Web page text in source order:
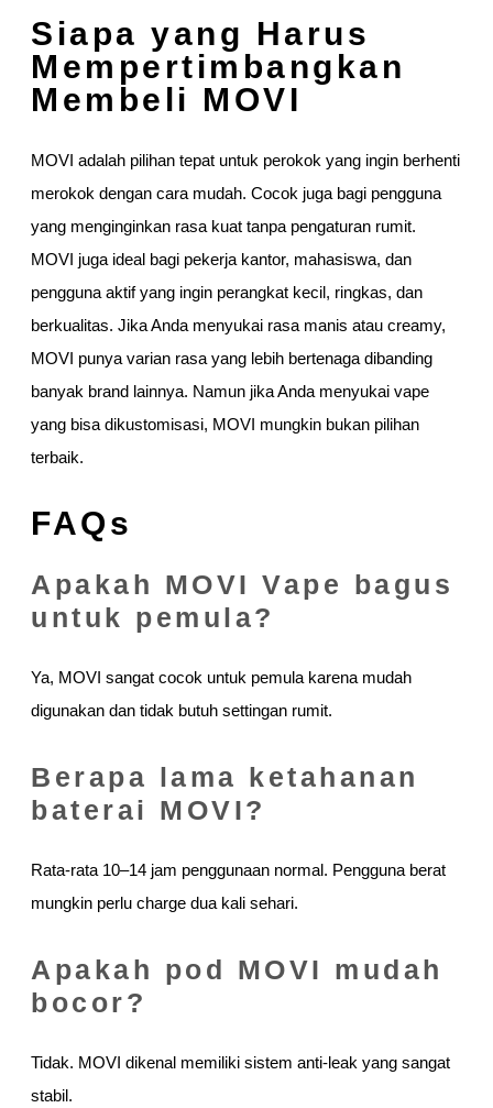
Siapa yang Harus
Mempertimbangkan
Membeli MOVI
MOVI adalah pilihan tepat untuk perokok yang ingin berhenti
merokok dengan cara mudah. Cocok juga bagi pengguna
yang menginginkan rasa kuat tanpa pengaturan rumit.
MOVI juga ideal bagi pekerja kantor, mahasiswa, dan
pengguna aktif yang ingin perangkat kecil, ringkas, dan
berkualitas. Jika Anda menyukai rasa manis atau creamy,
MOVI punya varian rasa yang lebih bertenaga dibanding
banyak brand lainnya. Namun jika Anda menyukai vape
yang bisa dikustomisasi, MOVI mungkin bukan pilihan
terbaik.
FAQs
Apakah MOVI Vape bagus
untuk pemula?
Ya, MOVI sangat cocok untuk pemula karena mudah
digunakan dan tidak butuh settingan rumit.
Berapa lama ketahanan
baterai MOVI?
Rata-rata 10–14 jam penggunaan normal. Pengguna berat
mungkin perlu charge dua kali sehari.
Apakah pod MOVI mudah
bocor?
Tidak. MOVI dikenal memiliki sistem anti-leak yang sangat
stabil.